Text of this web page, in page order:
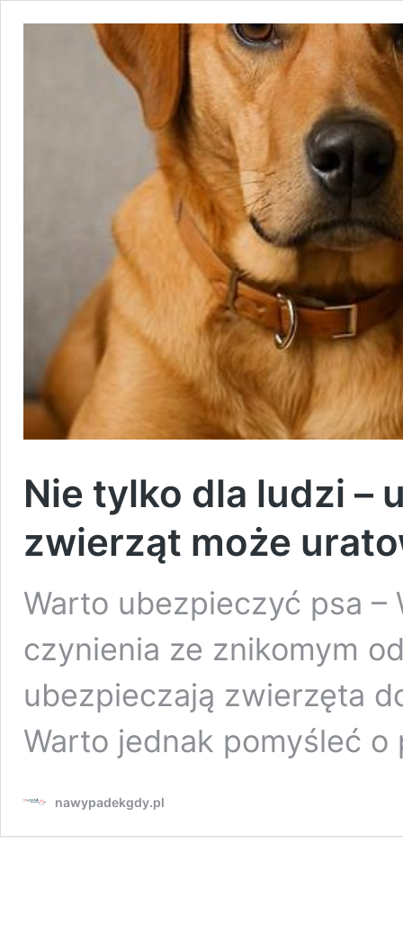
Nie tylko dla ludzi –
zwierząt może
Warto ubezpieczyć psa –
czynienia ze znikomym
ubezpieczają zwierzęta
Warto jednak pomyśleć
nawypadekgdy.pl